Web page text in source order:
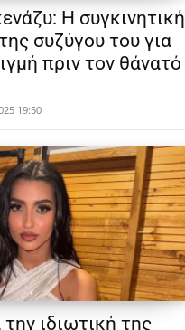
Η συγκινητική
συζύγου του για
πριν τον θάνατό
19:50
ιδιωτική της